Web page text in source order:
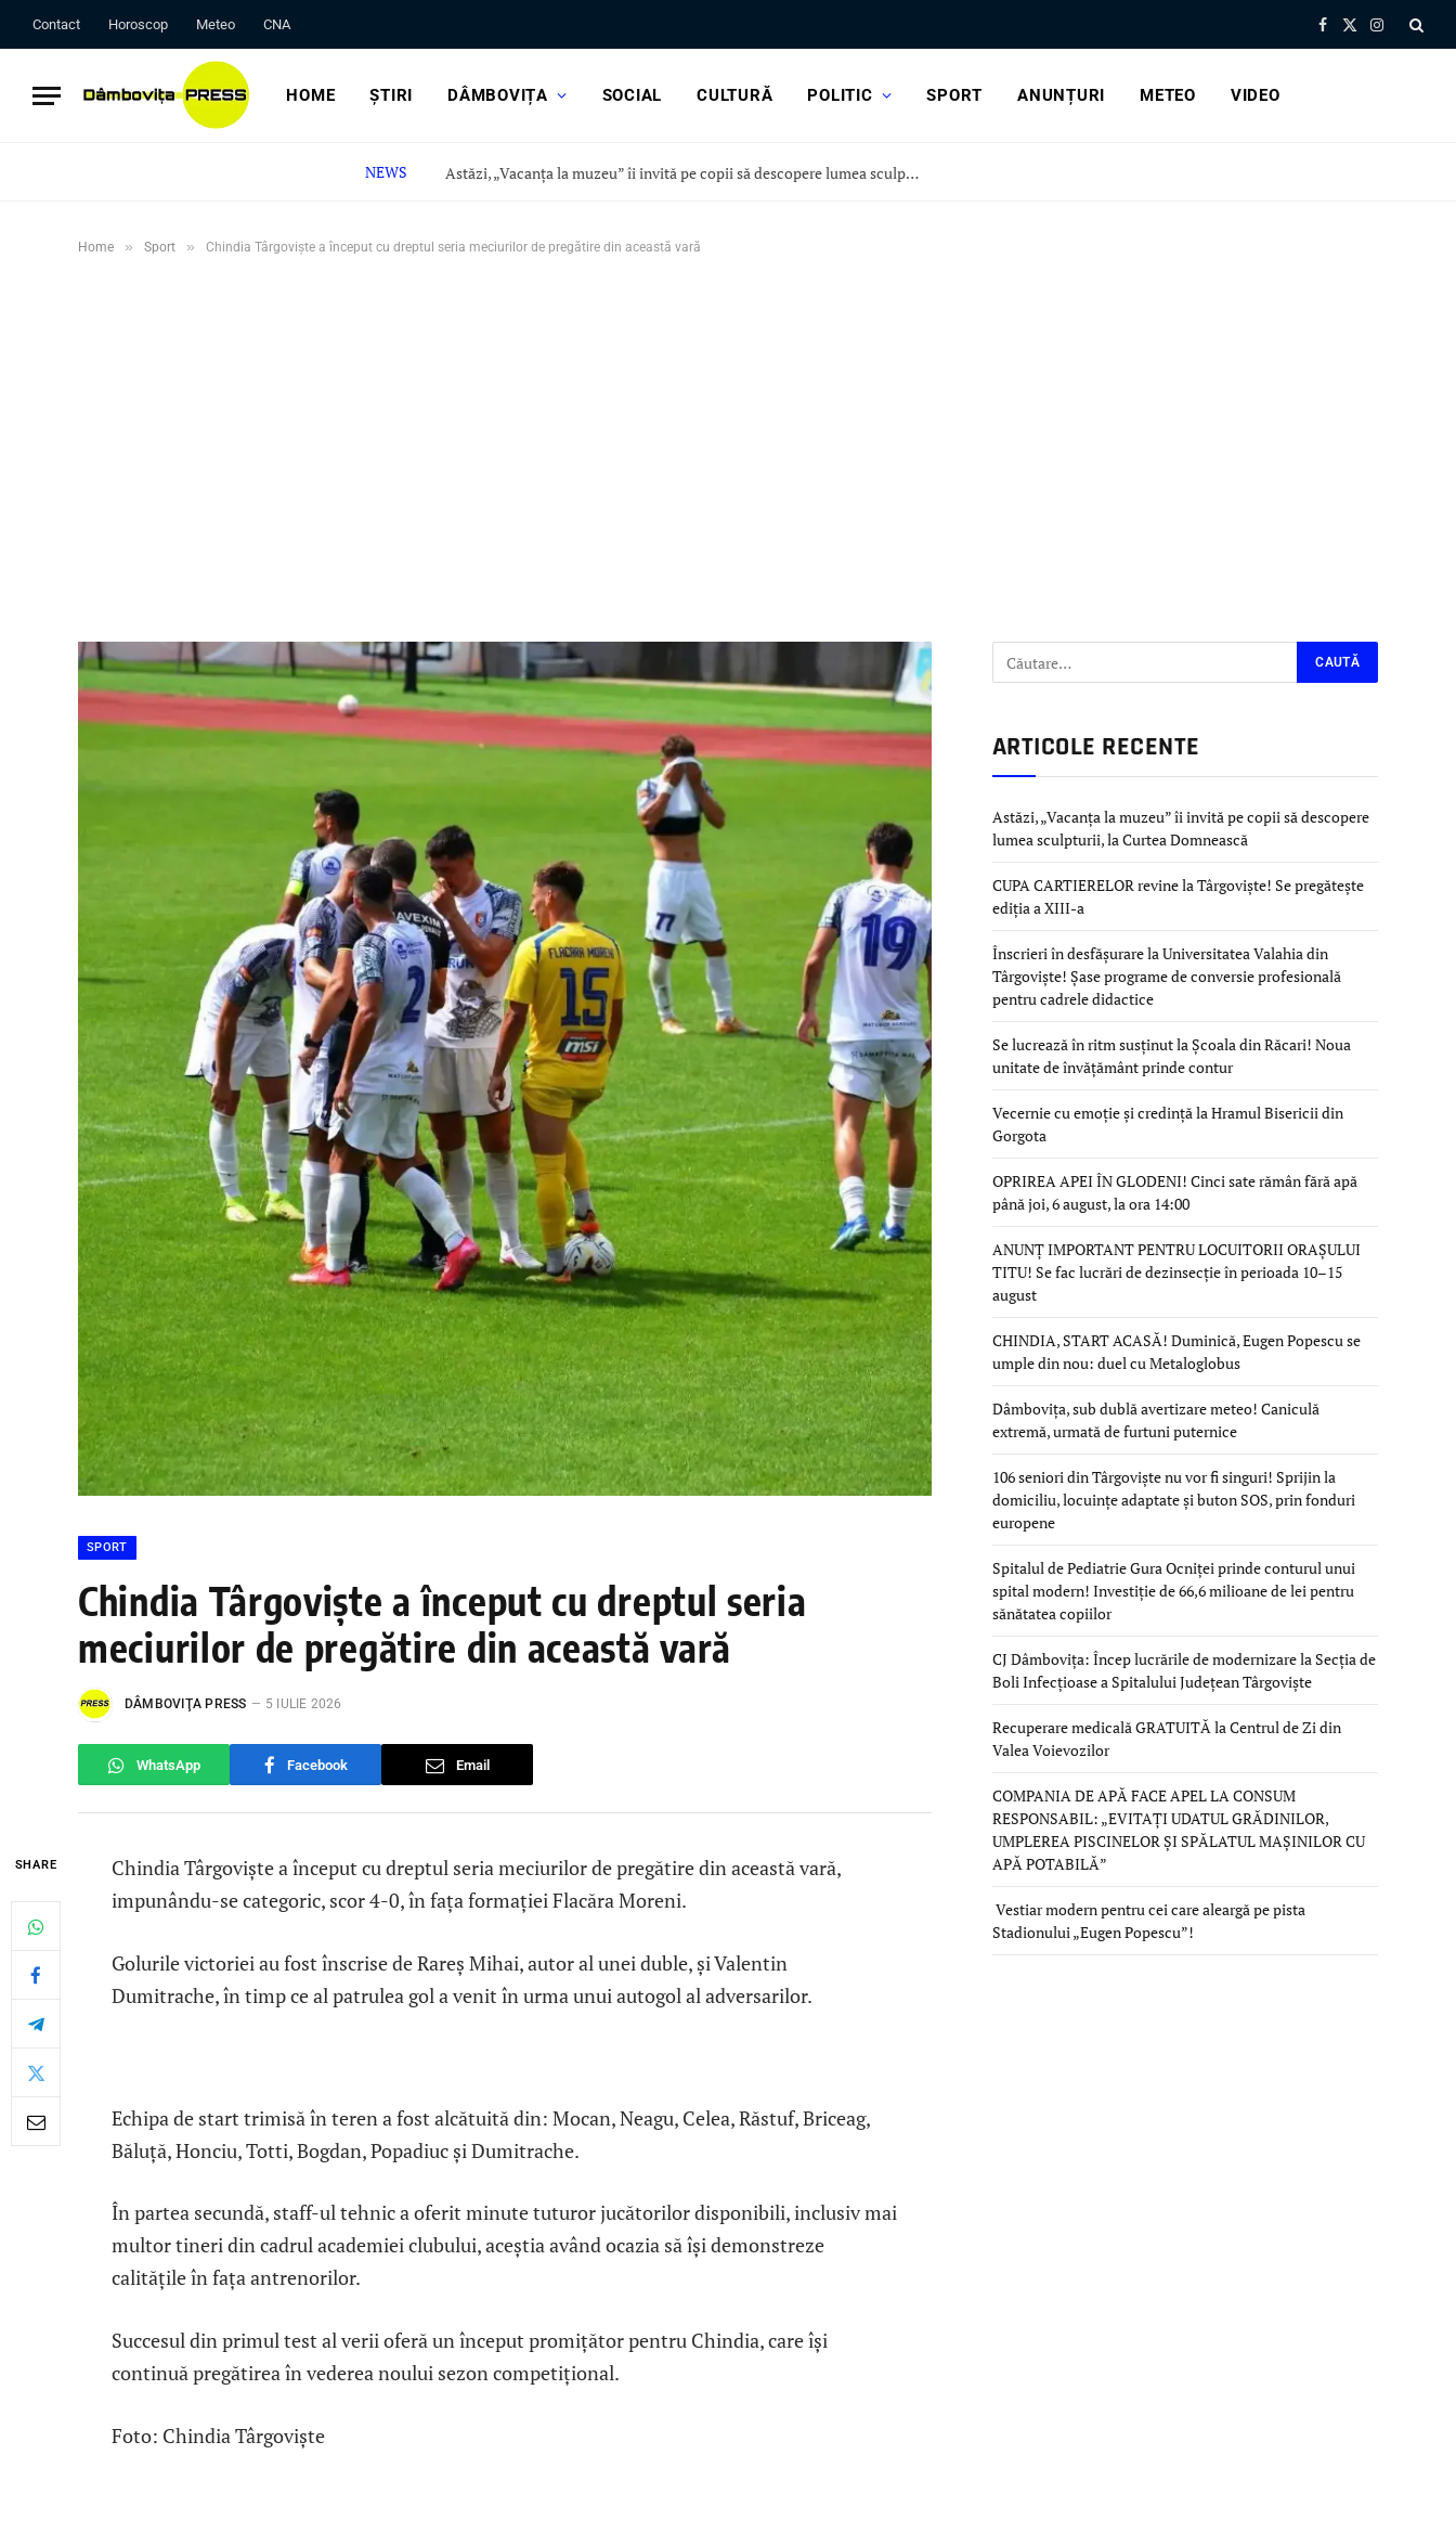
Contact Horoscop Meteo CNA Facebook
X
Instagram
HOME ȘTIRI DÂMBOVIȚA SOCIAL CULTURĂ POLITIC SPORT ANUNȚURI METEO VIDEO
NEWS Astăzi, „Vacanța la muzeu” îi invită pe copii să descopere lumea sculpturii, la Curtea Domnească
Home » Sport » Chindia Târgoviște a început cu dreptul seria meciurilor de pregătire din această vară
SPORT
Chindia Târgoviște a început cu dreptul seria
meciurilor de pregătire din această vară
DÂMBOVIŢA PRESS 5 IULIE 2026
WhatsApp Facebook Email
SHARE
Chindia Târgoviște a început cu dreptul seria meciurilor de pregătire din această vară,
impunându-se categoric, scor 4-0, în fața formației Flacăra Moreni.
Golurile victoriei au fost înscrise de Rareș Mihai, autor al unei duble, și Valentin
Dumitrache, în timp ce al patrulea gol a venit în urma unui autogol al adversarilor.
Echipa de start trimisă în teren a fost alcătuită din: Mocan, Neagu, Celea, Răstuf, Briceag,
Băluță, Honciu, Totti, Bogdan, Popadiuc și Dumitrache.
În partea secundă, staff-ul tehnic a oferit minute tuturor jucătorilor disponibili, inclusiv mai
multor tineri din cadrul academiei clubului, aceștia având ocazia să își demonstreze
calitățile în fața antrenorilor.
Succesul din primul test al verii oferă un început promițător pentru Chindia, care își
continuă pregătirea în vederea noului sezon competițional.
Foto: Chindia Târgoviște
ARTICOLE RECENTE
Astăzi, „Vacanța la muzeu” îi invită pe copii să descopere
lumea sculpturii, la Curtea Domnească
CUPA CARTIERELOR revine la Târgoviște! Se pregătește
ediția a XIII-a
Înscrieri în desfășurare la Universitatea Valahia din
Târgoviște! Șase programe de conversie profesională
pentru cadrele didactice
Se lucrează în ritm susținut la Școala din Răcari! Noua
unitate de învățământ prinde contur
Vecernie cu emoție și credință la Hramul Bisericii din
Gorgota
OPRIREA APEI ÎN GLODENI! Cinci sate rămân fără apă
până joi, 6 august, la ora 14:00
ANUNȚ IMPORTANT PENTRU LOCUITORII ORAȘULUI
TITU! Se fac lucrări de dezinsecție în perioada 10–15
august
CHINDIA, START ACASĂ! Duminică, Eugen Popescu se
umple din nou: duel cu Metaloglobus
Dâmbovița, sub dublă avertizare meteo! Caniculă
extremă, urmată de furtuni puternice
106 seniori din Târgoviște nu vor fi singuri! Sprijin la
domiciliu, locuințe adaptate și buton SOS, prin fonduri
europene
Spitalul de Pediatrie Gura Ocniței prinde conturul unui
spital modern! Investiție de 66,6 milioane de lei pentru
sănătatea copiilor
CJ Dâmbovița: Încep lucrările de modernizare la Secția de
Boli Infecțioase a Spitalului Județean Târgoviște
Recuperare medicală GRATUITĂ la Centrul de Zi din
Valea Voievozilor
COMPANIA DE APĂ FACE APEL LA CONSUM
RESPONSABIL: „EVITAȚI UDATUL GRĂDINILOR,
UMPLEREA PISCINELOR ȘI SPĂLATUL MAȘINILOR CU
APĂ POTABILĂ”
Vestiar modern pentru cei care aleargă pe pista
Stadionului „Eugen Popescu”!